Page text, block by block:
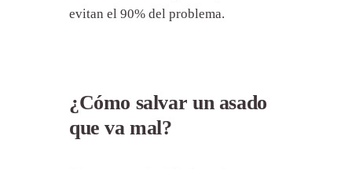
evitan el 90% del problema.
¿Cómo salvar un asado
que va mal?